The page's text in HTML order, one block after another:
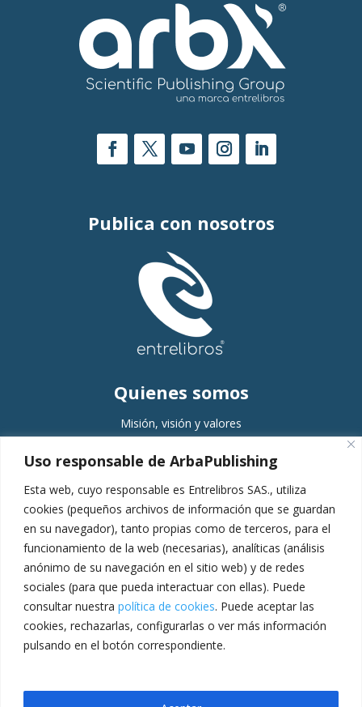
Uso responsable de ArbaPublishing
Esta web, cuyo responsable es Entrelibros SAS., utiliza
cookies (pequeños archivos de información que se guardan
en su navegador), tanto propias como de terceros, para el
funcionamiento de la web (necesarias), analíticas (análisis
anónimo de su navegación en el sitio web) y de redes
sociales (para que pueda interactuar con ellas). Puede
consultar nuestra política de cookies. Puede aceptar las
cookies, rechazarlas, configurarlas o ver más información
pulsando en el botón correspondiente.
Publica con nosotros
Quienes somos
Misión, visión y valores
Equipo
Servicios
Planeación
Gestión
Producción
Pospublicación
Escuela de formación